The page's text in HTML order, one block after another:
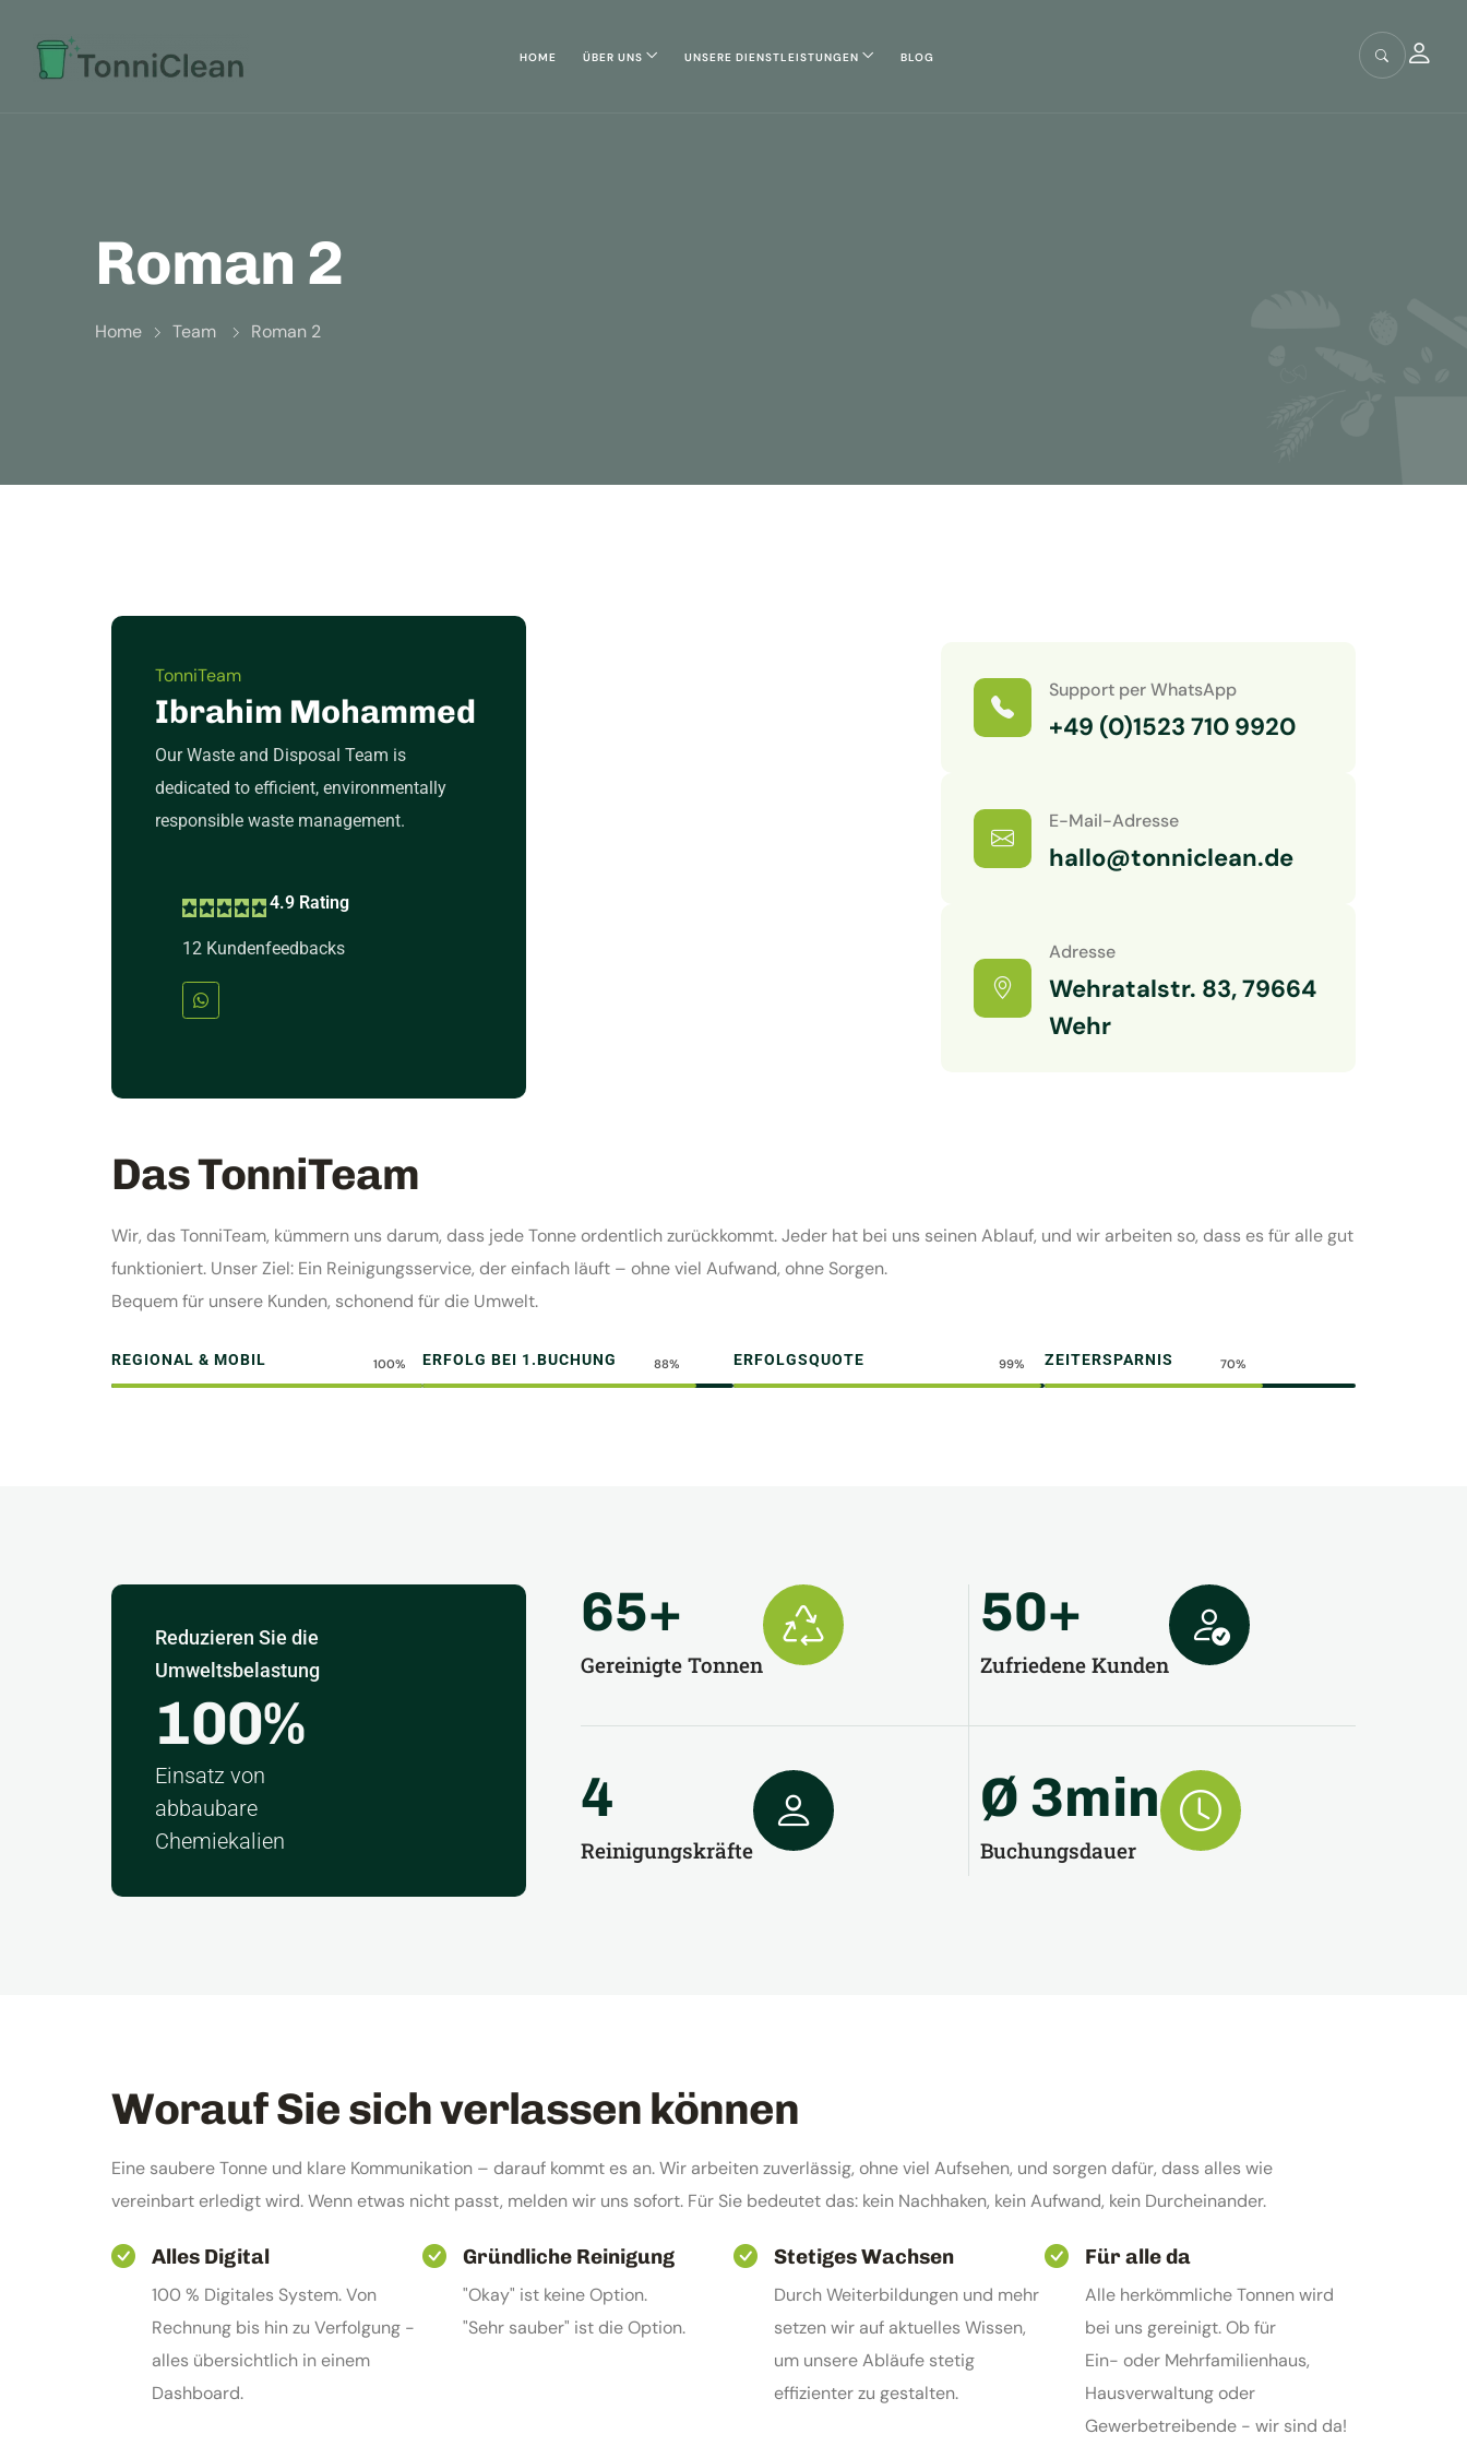
HOME ÜBER UNS UNSERE DIENSTLEISTUNGEN BLOG
Roman 2
Home Team Roman 2
TonniTeam
Ibrahim Mohammed
Our Waste and Disposal Team is
dedicated to efficient, environmentally
responsible waste management.
4.9 Rating
12 Kundenfeedbacks
Support per WhatsApp
+49 (0)1523 710 9920
E-Mail-Adresse
hallo@tonniclean.de
Adresse
Wehratalstr. 83, 79664
Wehr
Das TonniTeam
Wir, das TonniTeam, kümmern uns darum, dass jede Tonne ordentlich zurückkommt. Jeder hat bei uns seinen Ablauf, und wir arbeiten so, dass es für alle gut
funktioniert. Unser Ziel: Ein Reinigungsservice, der einfach läuft – ohne viel Aufwand, ohne Sorgen.
Bequem für unsere Kunden, schonend für die Umwelt.
REGIONAL & MOBIL 100% ERFOLG BEI 1.BUCHUNG 88% ERFOLGSQUOTE 99% ZEITERSPARNIS 70%
Reduzieren Sie die
Umweltsbelastung
100%
Einsatz von
abbaubare
Chemiekalien
Gereinigte Tonnen
65+
Zufriedene Kunden
50+
Reinigungskräfte
4
Buchungsdauer
Ø 3min
Worauf Sie sich verlassen können
Eine saubere Tonne und klare Kommunikation – darauf kommt es an. Wir arbeiten zuverlässig, ohne viel Aufsehen, und sorgen dafür, dass alles wie
vereinbart erledigt wird. Wenn etwas nicht passt, melden wir uns sofort. Für Sie bedeutet das: kein Nachhaken, kein Aufwand, kein Durcheinander.
Alles Digital
100 % Digitales System. Von
Rechnung bis hin zu Verfolgung -
alles übersichtlich in einem
Dashboard.
Gründliche Reinigung
"Okay" ist keine Option.
"Sehr sauber" ist die Option.
Stetiges Wachsen
Durch Weiterbildungen und mehr
setzen wir auf aktuelles Wissen,
um unsere Abläufe stetig
effizienter zu gestalten.
Für alle da
Alle herkömmliche Tonnen wird
bei uns gereinigt. Ob für
Ein- oder Mehrfamilienhaus,
Hausverwaltung oder
Gewerbetreibende - wir sind da!